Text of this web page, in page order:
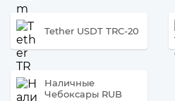
Tether USDT TRC-20
Наличные
Чебоксары RUB